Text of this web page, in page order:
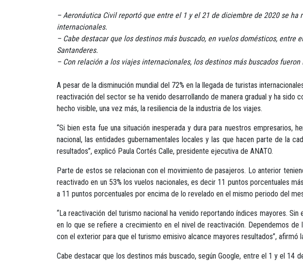
– Aeronáutica Civil reportó que entre el 1 y el 21 de diciembre de 2020 se
internacionales.
– Cabe destacar que los destinos más buscado, en vuelos domésticos,
Santanderes.
– Con relación a los viajes internacionales, los destinos más buscados
A pesar de la disminución mundial del 72% en la llegada de turistas
reactivación del sector se ha venido desarrollando de manera gradual y ha
hecho visible, una vez más, la resiliencia de la industria de los viajes.
“Si bien esta fue una situación inesperada y dura para nuestros empresarios,
nacional, las entidades gubernamentales locales y las que hacen parte de la
resultados”, explicó Paula Cortés Calle, presidente ejecutiva de ANATO.
Parte de estos se relacionan con el movimiento de pasajeros. Lo anterior
reactivado en un 53% los vuelos nacionales, es decir 11 puntos porcentuales
a 11 puntos porcentuales por encima de lo revelado en el mismo periodo del
“La reactivación del turismo nacional ha venido reportando índices mayores.
en lo que se refiere a crecimiento en el nivel de reactivación. Dependemos
con el exterior para que el turismo emisivo alcance mayores resultados”, afirmó
Cabe destacar que los destinos más buscado, según Google, entre el 1 y el 14